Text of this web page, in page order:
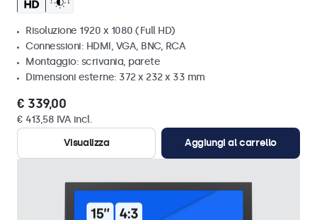
Risoluzione 1920 x 1080 (Full HD)
Connessioni: HDMI, VGA, BNC, RCA
Montaggio: scrivania, parete
Dimensioni esterne: 372 x 232 x 33 mm
€ 339,00
€ 413,58 IVA incl.
Visualizza
Aggiungi al carrello